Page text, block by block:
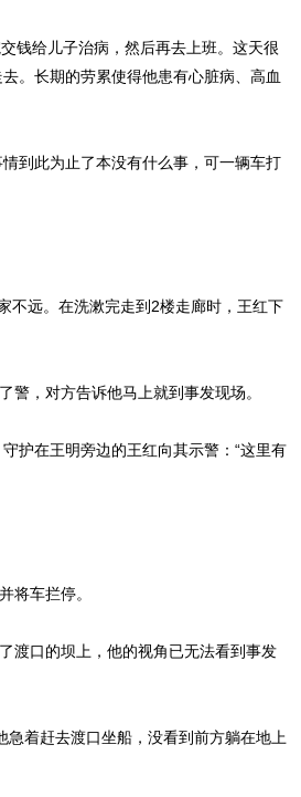
给儿子治病，然后再去上班。这天很
。长期的劳累使得他患有心脏病、高血
到此为止了本没有什么事，可一辆车打
远。在洗漱完走到2楼走廊时，王红下
，对方告诉他马上就到事发现场。
在王明旁边的王红向其示警：“这里有
将车拦停。
口的坝上，他的视角已无法看到事发
着赶去渡口坐船，没看到前方躺在地上